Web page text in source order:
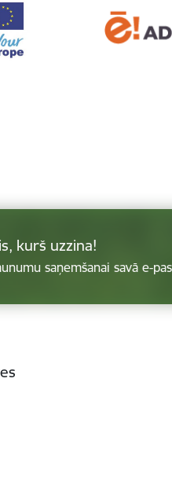
kurš uzzina!
saņemšanai savā e-